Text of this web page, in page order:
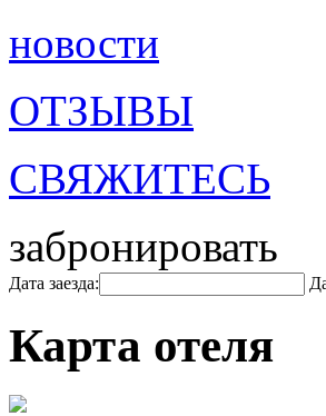
новости
ОТЗЫВЫ
СВЯЖИТЕСЬ
забронировать
Дата заезда:
Карта отеля